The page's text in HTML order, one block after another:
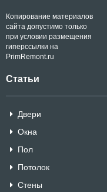
Копирование материалов
сайта допустимо только
при условии размещения
гиперссылки на
PrimRemont.ru
Статьи
Двери
Окна
Пол
Потолок
Стены